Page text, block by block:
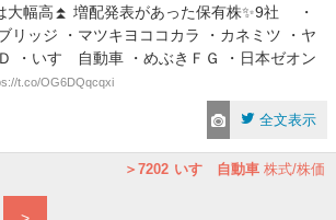
大幅高⏫ 増配発表があった保有株✨9社 ・
リッジ ・マツキヨココカラ ・カネミツ ・ヤ
・いすゞ自動車 ・めぶきＦＧ ・日本ゼオン
t.co/OG6DQqcqxi
全文表示
7202 いすゞ自動車 株式/株価